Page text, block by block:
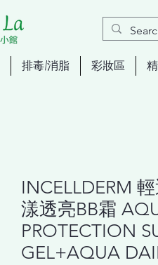
排毒/消脂 彩妝區
INCELLDERM
漾透亮BB霜
PROTECTION
GEL+AQUA